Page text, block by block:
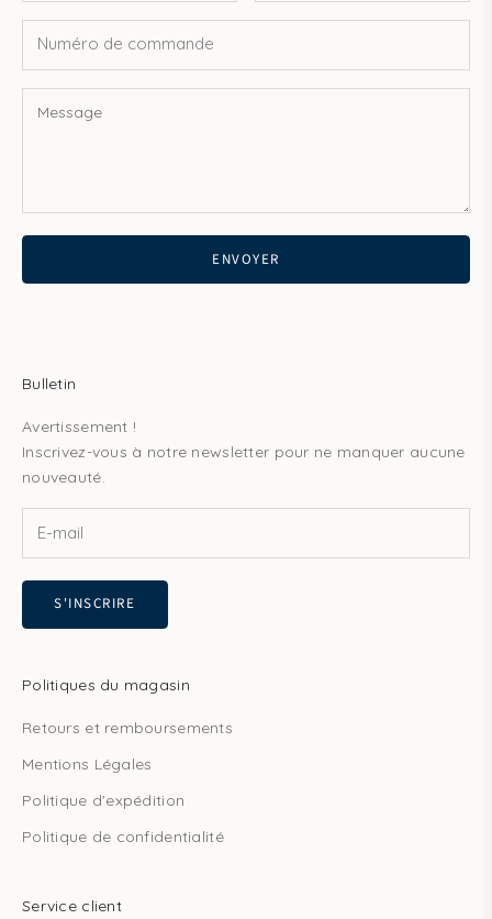
ENVOYER
Bulletin
Avertissement !
Inscrivez-vous à notre newsletter pour ne manquer aucune
nouveauté.
S'INSCRIRE
Politiques du magasin
Retours et remboursements
Mentions Légales
Politique d'expédition
Politique de confidentialité
Service client